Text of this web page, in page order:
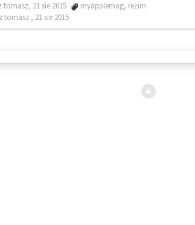
21 sie 2015
myapplemag, reżim
tomasz , 21 sie 2015